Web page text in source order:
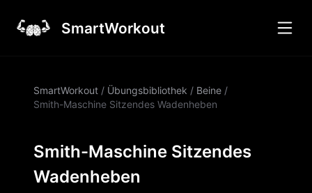
SmartWorkout
SmartWorkout / Übungsbibliothek / Beine /
Smith-Maschine Sitzendes Wadenheben
Smith-Maschine Sitzendes
Wadenheben